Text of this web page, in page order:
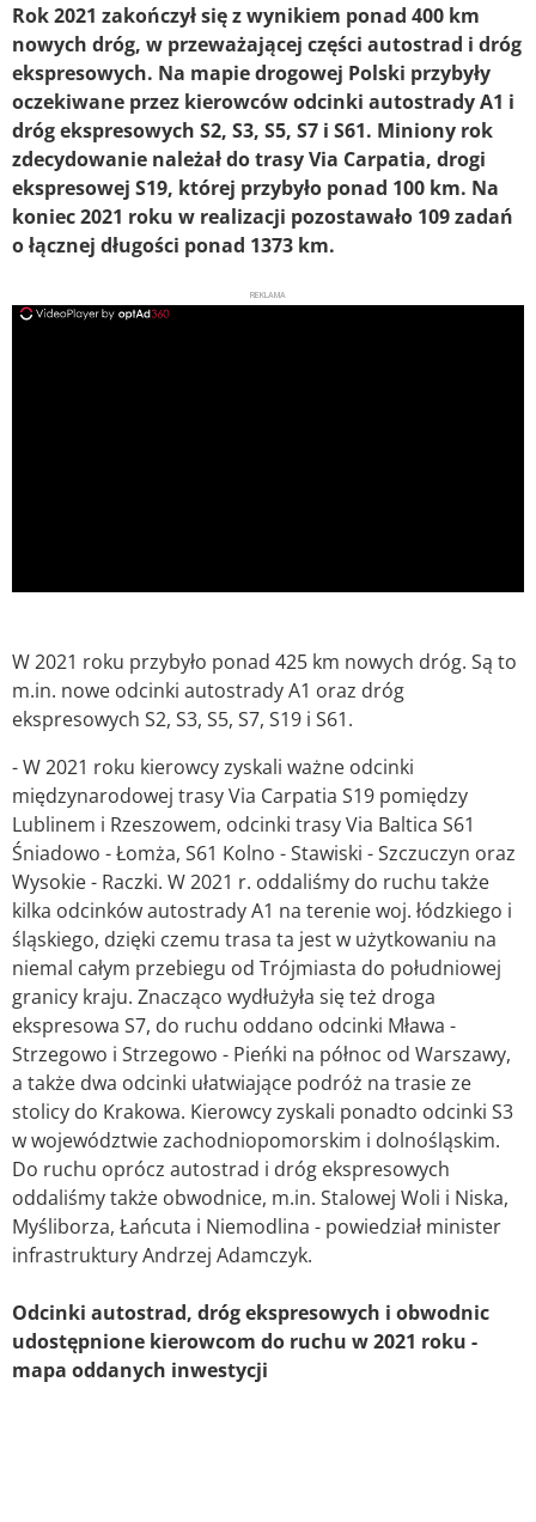
Rok 2021 zakończył się z wynikiem ponad 400 km
nowych dróg, w przeważającej części autostrad i dróg
ekspresowych. Na mapie drogowej Polski przybyły
oczekiwane przez kierowców odcinki autostrady A1 i
dróg ekspresowych S2, S3, S5, S7 i S61. Miniony rok
zdecydowanie należał do trasy Via Carpatia, drogi
ekspresowej S19, której przybyło ponad 100 km. Na
koniec 2021 roku w realizacji pozostawało 109 zadań
o łącznej długości ponad 1373 km.
REKLAMA
W 2021 roku przybyło ponad 425 km nowych dróg. Są to
m.in. nowe odcinki autostrady A1 oraz dróg
ekspresowych S2, S3, S5, S7, S19 i S61.
- W 2021 roku kierowcy zyskali ważne odcinki
międzynarodowej trasy Via Carpatia S19 pomiędzy
Lublinem i Rzeszowem, odcinki trasy Via Baltica S61
Śniadowo - Łomża, S61 Kolno - Stawiski - Szczuczyn oraz
Wysokie - Raczki. W 2021 r. oddaliśmy do ruchu także
kilka odcinków autostrady A1 na terenie woj. łódzkiego i
śląskiego, dzięki czemu trasa ta jest w użytkowaniu na
niemal całym przebiegu od Trójmiasta do południowej
granicy kraju. Znacząco wydłużyła się też droga
ekspresowa S7, do ruchu oddano odcinki Mława -
Strzegowo i Strzegowo - Pieńki na północ od Warszawy,
a także dwa odcinki ułatwiające podróż na trasie ze
stolicy do Krakowa. Kierowcy zyskali ponadto odcinki S3
w województwie zachodniopomorskim i dolnośląskim.
Do ruchu oprócz autostrad i dróg ekspresowych
oddaliśmy także obwodnice, m.in. Stalowej Woli i Niska,
Myśliborza, Łańcuta i Niemodlina - powiedział minister
infrastruktury Andrzej Adamczyk.
Odcinki autostrad, dróg ekspresowych i obwodnic
udostępnione kierowcom do ruchu w 2021 roku -
mapa oddanych inwestycji